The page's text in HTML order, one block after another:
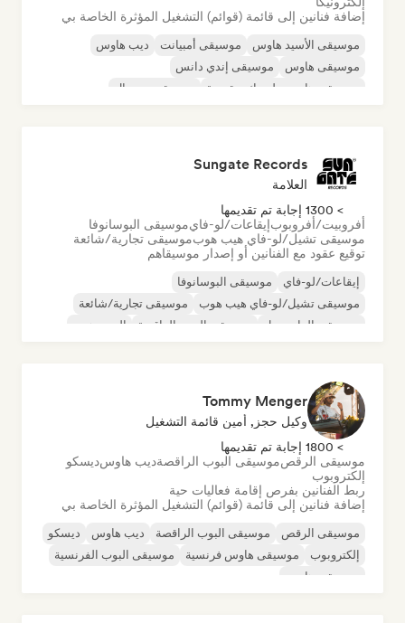
إضافة فنانين إلى قائمة (قوائم) التشغيل المؤثرة الخاصة بي
موسيقى الأسيد هاوس موسيقى أمبيانت
ديب هاوس
موسيقى هاوس
موسيقى إندي دانس
موسيقى هاوس ملوديك وتقدمية
موسيقى مينيمال
Sungate Records
العلامة
> 1300 إجابة تم تقديمها
أفروبيت/أفروبوبإيقاعات/لو-فايموسيقى البوسانوفا
موسيقى تشيل/لو-فاي هيب هوبموسيقى تجارية/شائعة
توقيع عقود مع الفنانين أو إصدار موسيقاهم
إيقاعات/لو-فاي
موسيقى البوسانوفا
موسيقى تشيل/لو-فاي هيب هوب
موسيقى تجارية/شائعة
موسيقى الدانسهول
موسيقى البوب الراقصة
الهيب هوب
Tommy Menger
وكيل حجز, أمين قائمة التشغيل
> 1800 إجابة تم تقديمها
موسيقى الرقصموسيقى البوب الراقصةديب هاوسديسكو
إلكتروبوب
ربط الفنانين بفرص إقامة فعاليات حية
إضافة فنانين إلى قائمة (قوائم) التشغيل المؤثرة الخاصة بي
موسيقى الرقص موسيقى البوب الراقصة ديب هاوس
ديسكو
إلكتروبوب
موسيقى هاوس فرنسية
موسيقى البوب الفرنسية
موسيقى هاوس